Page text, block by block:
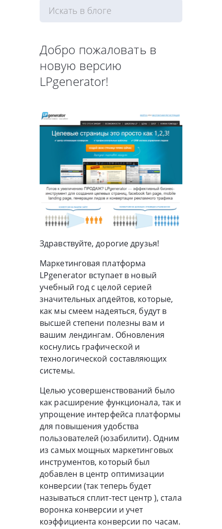
Добро пожаловать в
новую версию
LPgenerator!
Здравствуйте, дорогие друзья!
Маркетинговая платформа
LPgenerator вступает в новый
учебный год с целой серией
значительных апдейтов, которые,
как мы смеем надеяться, будут в
высшей степени полезны вам и
вашим лендингам. Обновления
коснулись графической и
технологической составляющих
системы.
Целью усовершенствований было
как расширение функционала, так и
упрощение интерфейса платформы
для повышения удобства
пользователей (юзабилити). Одним
из самых мощных маркетинговых
инструментов, который был
добавлен в центр оптимизации
конверсии (так теперь будет
называться сплит-тест центр ), стала
воронка конверсии и учет
коэффициента конверсии по часам.